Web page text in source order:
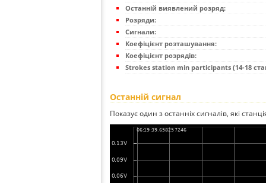
Останній виявлений розряд:
Розряди:
Сигнали:
Коефіцієнт розташування:
Коефіцієнт розрядів:
Strokes station min participants (14-18
Останній сигнал
Показує один з останніх сигналів, які